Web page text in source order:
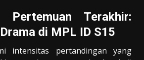
Terakhir:
di MPL ID S15
intensitas pertandingan yang